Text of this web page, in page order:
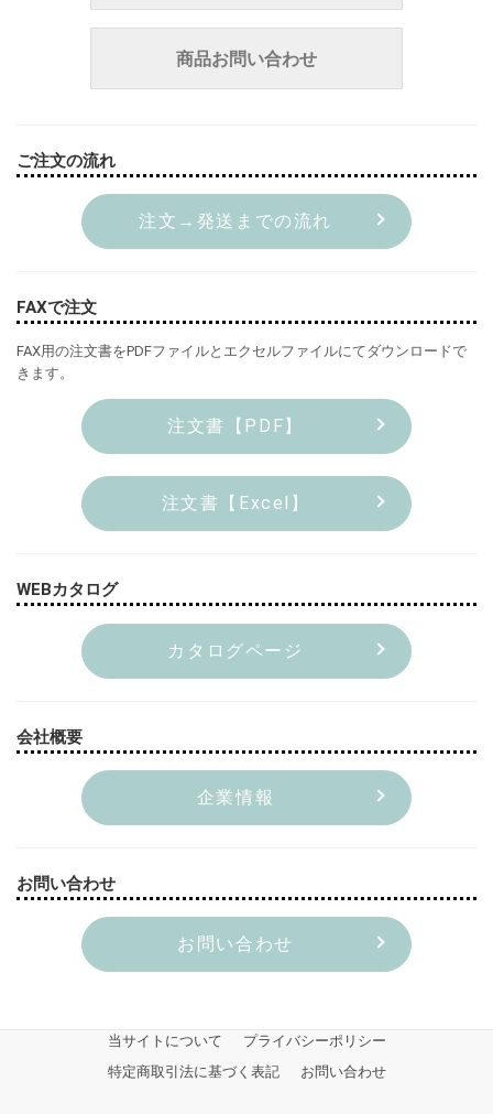
商品お問い合わせ
ご注文の流れ
注文→発送までの流れ
FAXで注文
FAX用の注文書をPDFファイルとエクセルファイルにてダウンロードで
きます。
注文書【PDF】
注文書【Excel】
WEBカタログ
カタログページ
会社概要
企業情報
お問い合わせ
お問い合わせ
当サイトについて
プライバシーポリシー
特定商取引法に基づく表記
お問い合わせ